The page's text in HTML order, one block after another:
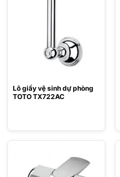
Lô giấy vệ sinh dự phòng
TOTO TX722AC